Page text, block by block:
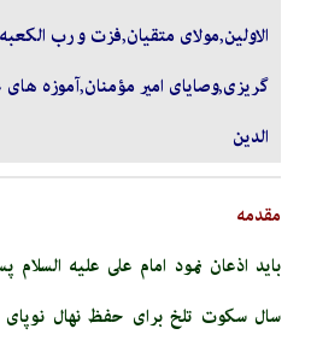
الاولین,مولای متقیان,فزت و رب
گریزی,وصاياى امير مؤمنان,آموزه
الدین
مقدمه
سال سكوت تلخ براى حفظ نهال نوپاى